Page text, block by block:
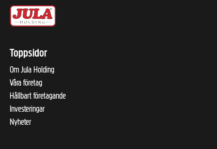
Toppsidor
Om Jula Holding
Våra företag
Hållbart företagande
Investeringar
Nyheter